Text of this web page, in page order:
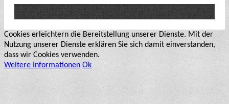
Cookies erleichtern die Bereitstellung unserer Dienste. Mit der
Nutzung unserer Dienste erklären Sie sich damit einverstanden,
dass wir Cookies verwenden.
Weitere Informationen Ok